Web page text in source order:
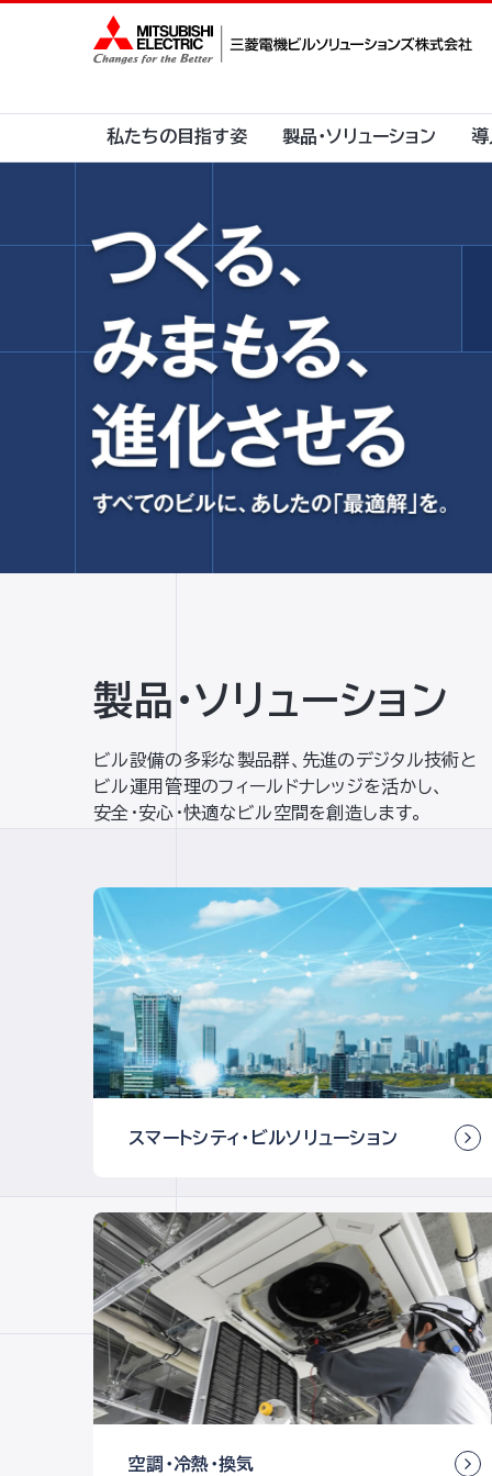
私たちの目指す姿 製品・ソリューション 導
製品・ソリューション
ビル設備の多彩な製品群、先進のデジタル技術と
ビル運用管理のフィールドナレッジを活かし、
安全・安心・快適なビル空間を創造します。
スマートシティ・ ビルソリューション
空調・冷熱・換気